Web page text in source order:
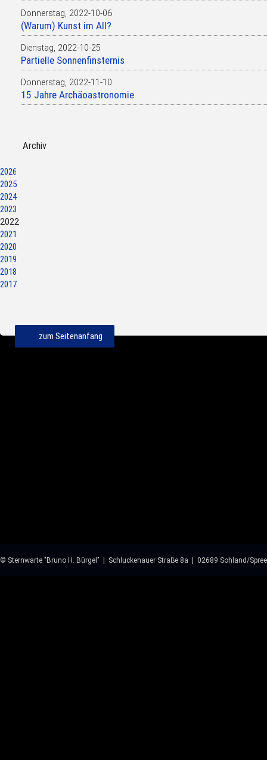
Donnerstag, 2022-10-06
(Warum) Kunst im All?
Dienstag, 2022-10-25
Partielle Sonnenfinsternis
Donnerstag, 2022-11-10
15 Jahre Archäoastronomie
Archiv
2026
2025
2024
2023
2022
2021
2020
2019
2018
2017
zum Seitenanfang
© Sternwarte "Bruno H. Bürgel" | Schluckenauer Straße 8a | 02689 Sohland/Spree